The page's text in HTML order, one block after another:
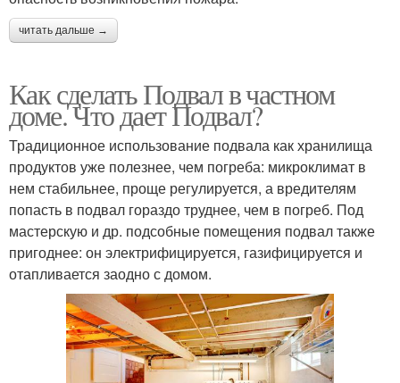
читать дальше →
Как сделать Подвал в частном
доме. Что дает Подвал?
Традиционное использование подвала как хранилища
продуктов уже полезнее, чем погреба: микроклимат в
нем стабильнее, проще регулируется, а вредителям
попасть в подвал гораздо труднее, чем в погреб. Под
мастерскую и др. подсобные помещения подвал также
пригоднее: он электрифицируется, газифицируется и
отапливается заодно с домом.